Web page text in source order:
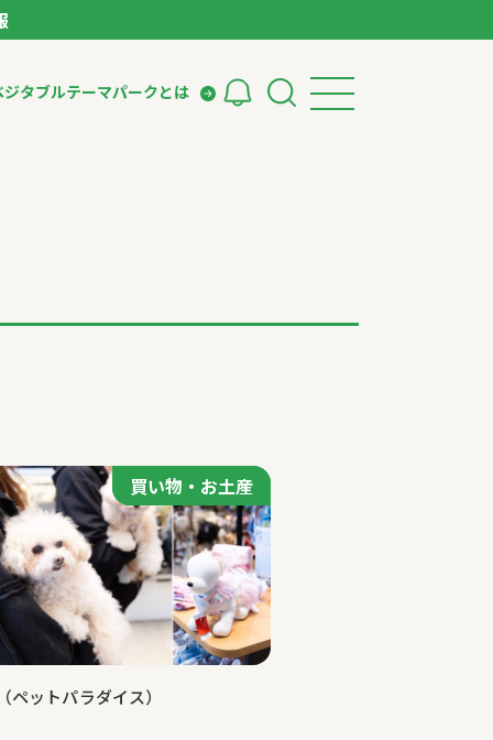
ジタブルテーマパークとは
買い物・お土産
買い物・お土産
ットパラダイス）